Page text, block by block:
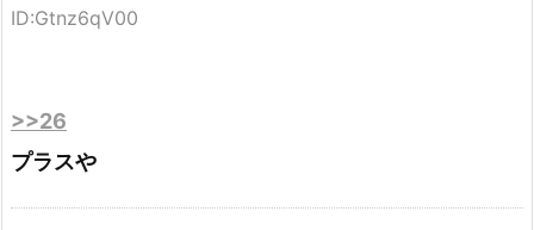
ID:Gtnz6qV00
>>26
プラスや